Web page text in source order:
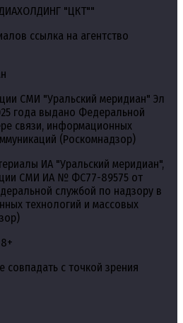
"ЦКТ""
ссылка на агентство
СМИ "Уральский меридиан" Эл
года выдано Федеральной
связи, информационных
(Роскомнадзор)
ИА "Уральский меридиан",
СМИ ИА № ФС77-89575 от
службой по надзору в
технологий и массовых
с точкой зрения